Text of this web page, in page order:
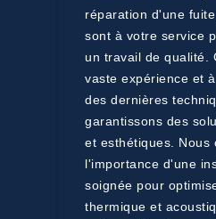
réparation d'une
sont à votre service
un travail de qualité.
vaste expérience et
des dernières
garantissons des
et esthétiques. Nous
l'importance d'une
soignée pour
thermique et